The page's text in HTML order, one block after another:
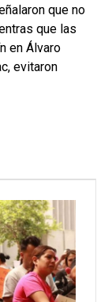
que no
que las
en Álvaro
evitaron